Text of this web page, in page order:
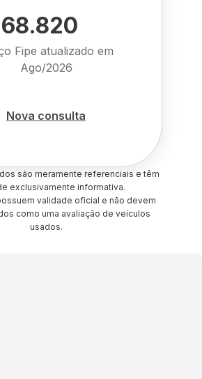
Fipe atualizado em
Ago/2026
Nova consulta
são meramente referenciais e têm
exclusivamente informativa.
validade oficial e não devem
como uma avaliação de veículos
usados.